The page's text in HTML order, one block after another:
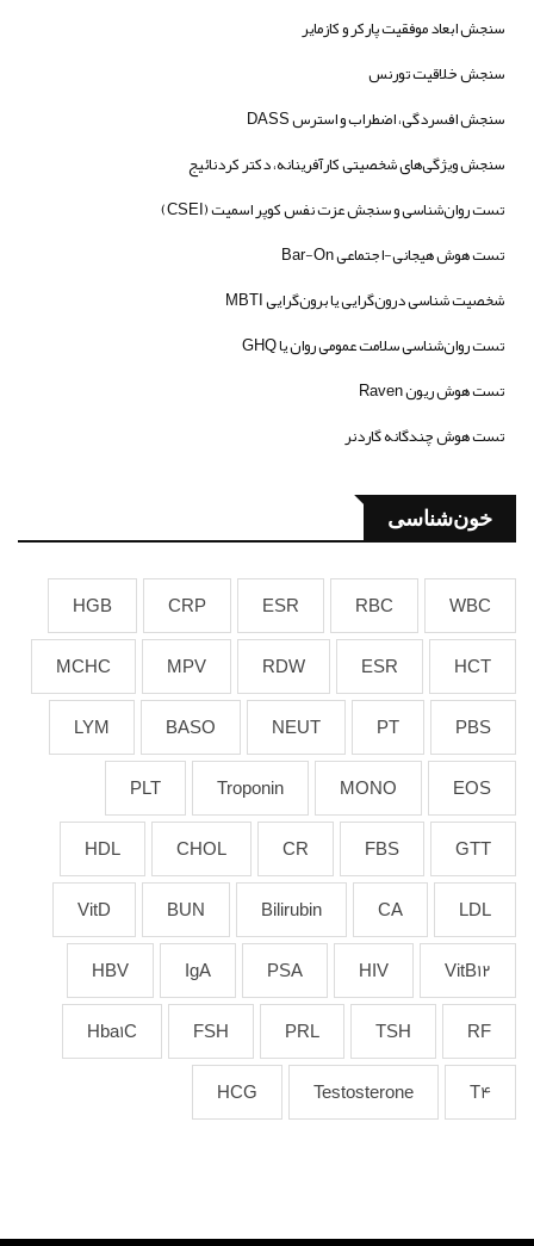
سنجش ابعاد موفقیت پارکر و کازمایر
سنجش خلاقیت تورنس
سنجش افسردگی، اضطراب و استرس DASS
سنجش ویژگی‌های شخصیتی کارآفرینانه، دکتر کردنائیج
تست روان‌شناسی و سنجش عزت نفس کوپر اسمیت (CSEI)
تست هوش هیجانی-اجتماعی Bar-On
شخصیت شناسی درون‌گرایی یا برون‌گرایی MBTI
تست روان‌شناسی سلامت عمومی روان یا GHQ
تست هوش ریون Raven
تست هوش چندگانه گاردنر
خون‌شناسی
WBC
RBC
ESR
CRP
HGB
HCT
ESR
RDW
MPV
MCHC
PBS
PT
NEUT
BASO
LYM
EOS
MONO
Troponin
PLT
GTT
FBS
CR
CHOL
HDL
LDL
CA
Bilirubin
BUN
VitD
VitB12
HIV
PSA
IgA
HBV
RF
TSH
PRL
FSH
Hba1C
T4
Testosterone
HCG